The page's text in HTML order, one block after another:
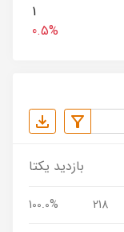
1
0.5%
بازدید یکتا
218
100.0%